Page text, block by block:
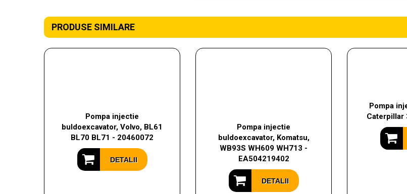
PRODUSE SIMILARE
Pompa injectie
buldoexcavator, Volvo, BL61
BL70 BL71 - 20460072
DETALII
Pompa injectie
buldoexcavator, Komatsu,
WB93S WH609 WH713 -
EA504219402
DETALII
Pompa
Caterpillar